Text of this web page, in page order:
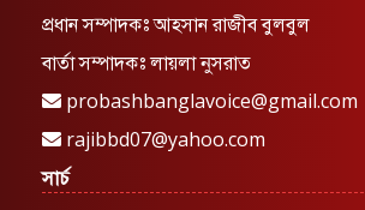
প্রধান সম্পাদকঃ আহসান রাজীব বুলবুল
বার্তা সম্পাদকঃ লায়লা নুসরাত
probashbanglavoice@gmail.com
rajibbd07@yahoo.com
সার্চ